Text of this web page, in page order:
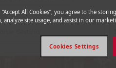
“Accept All Cookies”, you agree to the
analyze site usage, and assist in our
Cookies Settings